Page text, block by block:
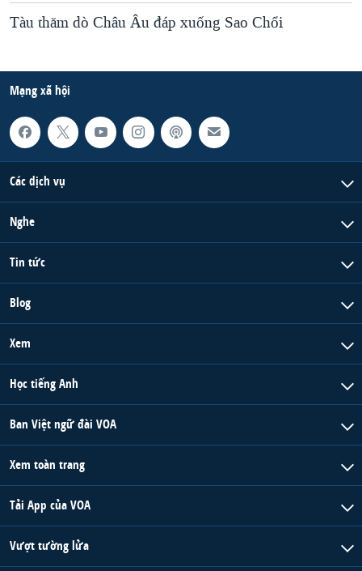
Tàu thăm dò Châu Âu đáp xuống Sao Chổi
Mạng xã hội
Các dịch vụ
Nghe
Tin tức
Blog
Xem
Học tiếng Anh
Ban Việt ngữ đài VOA
Xem toàn trang
Tải App của VOA
Vượt tường lửa